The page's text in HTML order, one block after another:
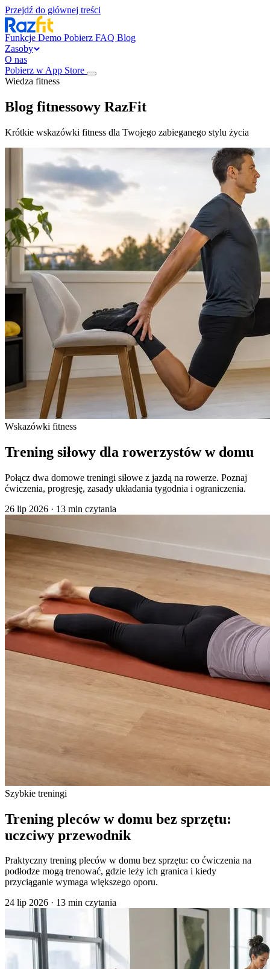
Przejdź do głównej treści
Funkcje Demo Pobierz FAQ Blog
Zasoby
O nas
Pobierz w App Store
Wiedza fitness
Blog fitnessowy RazFit
Krótkie wskazówki fitness dla Twojego zabieganego stylu życia
Wskazówki fitness
Trening siłowy dla rowerzystów w domu
Połącz dwa domowe treningi siłowe z jazdą na rowerze. Poznaj
ćwiczenia, progresję, zasady układania tygodnia i ograniczenia.
26 lip 2026 · 13 min czytania
Szybkie treningi
Trening pleców w domu bez sprzętu:
uczciwy przewodnik
Praktyczny trening pleców w domu bez sprzętu: co ćwiczenia na
podłodze mogą trenować, gdzie leży ich granica i kiedy
przyciąganie wymaga większego oporu.
24 lip 2026 · 13 min czytania